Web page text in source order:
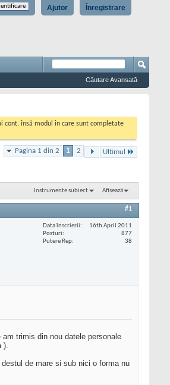
Înregistrare
Ajutor
Căutare Avansată
cont, însă modul în care sunt completate
Pagina 1 din 2 1 2 Ultimul
Instrumente subiect Afișează
#1
Data înscrierii
16th April 2011
Posturi
877
Putere Rep
38
trimis din nou datele personale
).
de mare si sub nici o forma nu